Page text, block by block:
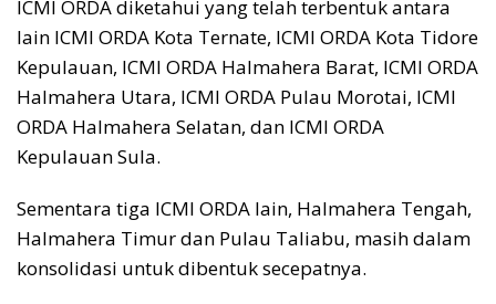
ICMI ORDA diketahui yang telah terbentuk antara
lain ICMI ORDA Kota Ternate, ICMI ORDA Kota Tidore
Kepulauan, ICMI ORDA Halmahera Barat, ICMI ORDA
Halmahera Utara, ICMI ORDA Pulau Morotai, ICMI
ORDA Halmahera Selatan, dan ICMI ORDA
Kepulauan Sula.
Sementara tiga ICMI ORDA lain, Halmahera Tengah,
Halmahera Timur dan Pulau Taliabu, masih dalam
konsolidasi untuk dibentuk secepatnya.